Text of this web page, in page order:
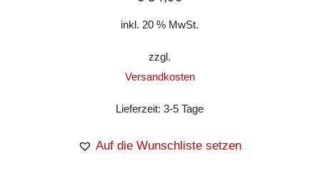
inkl. 20 % MwSt.
zzgl.
Versandkosten
Lieferzeit:3-5 Tage
Auf die Wunschliste setzen